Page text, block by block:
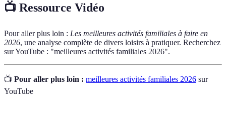
📺 Ressource Vidéo
Pour aller plus loin : Les meilleures activités familiales à faire en
2026, une analyse complète de divers loisirs à pratiquer. Recherchez
sur YouTube : "meilleures activités familiales 2026".
📺 Pour aller plus loin : meilleures activités familiales 2026 sur
YouTube